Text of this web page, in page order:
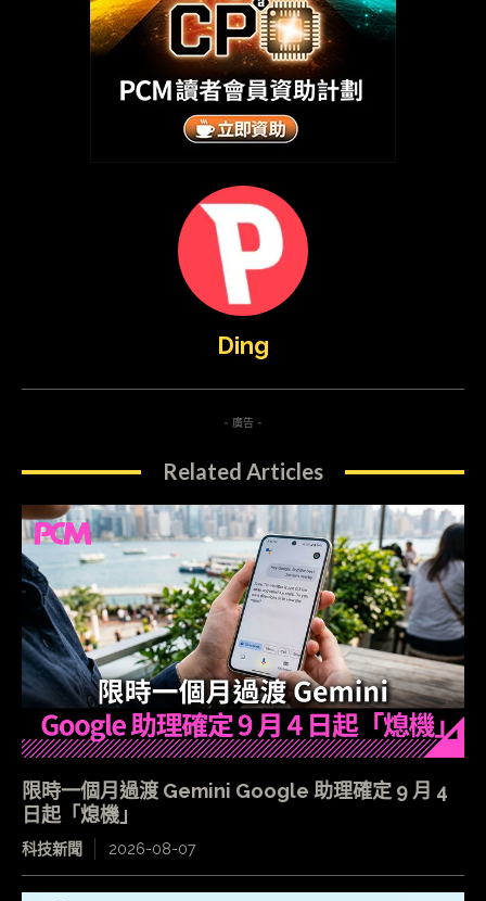
Ding
- 廣告 -
Related Articles
限時一個月過渡 Gemini Google 助理確定 9 月 4
日起「熄機」
科技新聞 2026-08-07